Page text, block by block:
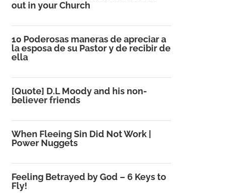
out in your Church
10 Poderosas maneras de apreciar a
la esposa de su Pastor y de recibir de
ella
[Quote] D.L Moody and his non-
believer friends
When Fleeing Sin Did Not Work |
Power Nuggets
Feeling Betrayed by God – 6 Keys to
Fly!